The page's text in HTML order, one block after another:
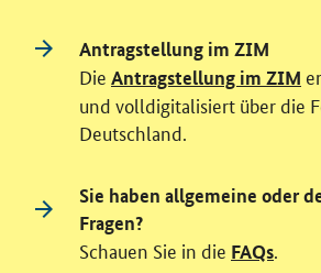
Antragstellung im ZIM
Die Antragstellung im ZIM
und volldigitalisiert über die
Deutschland.
Sie haben allgemeine oder
Fragen?
Schauen Sie in die FAQs.